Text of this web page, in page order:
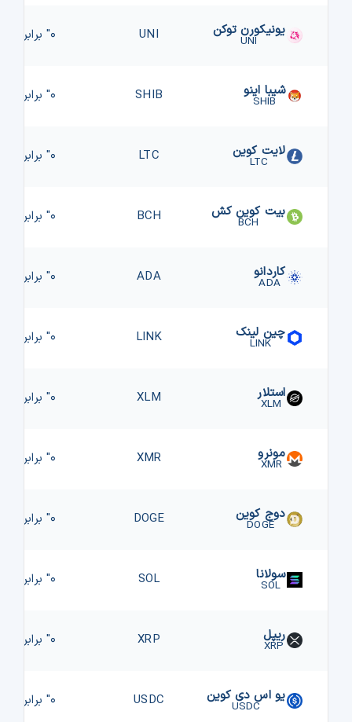
یونیکورن توکن
UNI
UNI ۰" برابر "
شیبا اینو
SHIB
SHIB ۰" برابر "
لایت کوین
LTC
LTC ۰" برابر "
بیت کوین کش
BCH
BCH ۰" برابر "
کاردانو
ADA
ADA ۰" برابر "
چین لینک
LINK
LINK ۰" برابر "
استلار
XLM
XLM ۰" برابر "
مونرو
XMR
XMR ۰" برابر "
دوج کوین
DOGE
DOGE ۰" برابر "
سولانا
SOL
SOL ۰" برابر "
ریپل
XRP
XRP ۰" برابر "
یو اس دی کوین
USDC
USDC ۰" برابر "